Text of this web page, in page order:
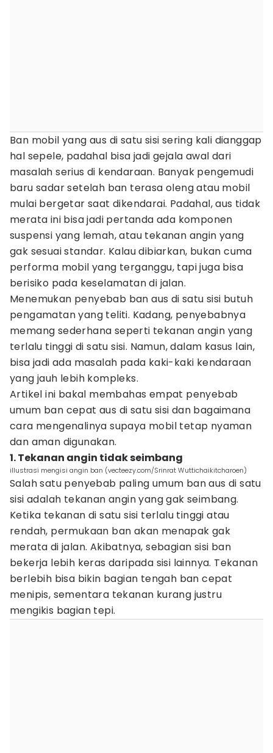
Ban mobil yang aus di satu sisi sering kali dianggap
hal sepele, padahal bisa jadi gejala awal dari
masalah serius di kendaraan. Banyak pengemudi
baru sadar setelah ban terasa oleng atau mobil
mulai bergetar saat dikendarai. Padahal, aus tidak
merata ini bisa jadi pertanda ada komponen
suspensi yang lemah, atau tekanan angin yang
gak sesuai standar. Kalau dibiarkan, bukan cuma
performa mobil yang terganggu, tapi juga bisa
berisiko pada keselamatan di jalan.
Menemukan penyebab ban aus di satu sisi butuh
pengamatan yang teliti. Kadang, penyebabnya
memang sederhana seperti tekanan angin yang
terlalu tinggi di satu sisi. Namun, dalam kasus lain,
bisa jadi ada masalah pada kaki-kaki kendaraan
yang jauh lebih kompleks.
Artikel ini bakal membahas empat penyebab
umum ban cepat aus di satu sisi dan bagaimana
cara mengenalinya supaya mobil tetap nyaman
dan aman digunakan.
1. Tekanan angin tidak seimbang
illustrasi mengisi angin ban (vecteezy.com/Srinrat Wuttichaikitcharoen)
Salah satu penyebab paling umum ban aus di satu
sisi adalah tekanan angin yang gak seimbang.
Ketika tekanan di satu sisi terlalu tinggi atau
rendah, permukaan ban akan menapak gak
merata di jalan. Akibatnya, sebagian sisi ban
bekerja lebih keras daripada sisi lainnya. Tekanan
berlebih bisa bikin bagian tengah ban cepat
menipis, sementara tekanan kurang justru
mengikis bagian tepi.